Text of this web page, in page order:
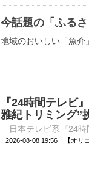
今話題の「ふるさ
地域のおいしい「魚介
『24時間テレビ
雅紀トリミング”
2026-08-08 19:56 【オリコ